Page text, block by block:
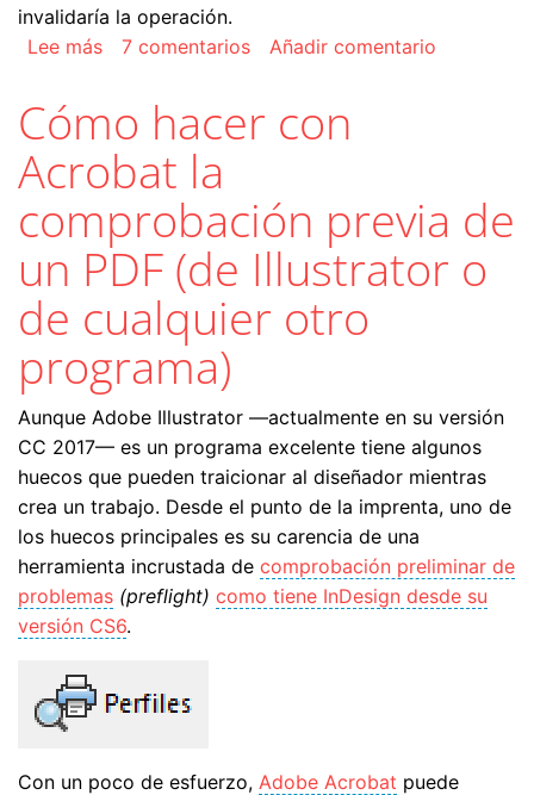
invalidaría la operación.
Lee mássobre Cómo ajustar los colores de un PDF
7 comentarios Añadir comentario
Cómo hacer con
Acrobat la
comprobación previa de
un PDF (de Illustrator o
de cualquier otro
programa)
Aunque Adobe Illustrator —actualmente en su versión
CC 2017— es un programa excelente tiene algunos
huecos que pueden traicionar al diseñador mientras
crea un trabajo. Desde el punto de la imprenta, uno de
los huecos principales es su carencia de una
herramienta incrustada de comprobación preliminar de
problemas (preflight) como tiene InDesign desde su
versión CS6.
Con un poco de esfuerzo, Adobe Acrobat puede